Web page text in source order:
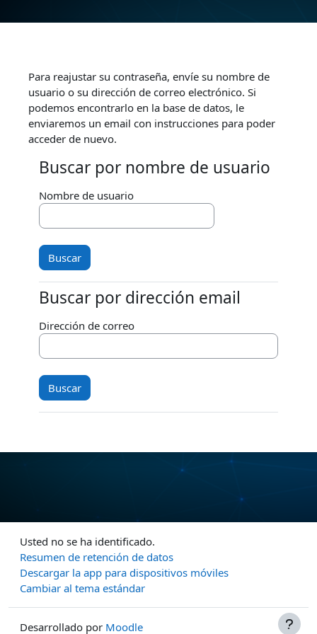
Para reajustar su contraseña, envíe su nombre de
usuario o su dirección de correo electrónico. Si
podemos encontrarlo en la base de datos, le
enviaremos un email con instrucciones para poder
acceder de nuevo.
Buscar por nombre de usuario
Buscar por nombre de usuario
Nombre de usuario
Buscar por dirección email
Buscar por dirección email
Dirección de correo
Usted no se ha identificado.
Resumen de retención de datos
Descargar la app para dispositivos móviles
Cambiar al tema estándar
Desarrollado por Moodle